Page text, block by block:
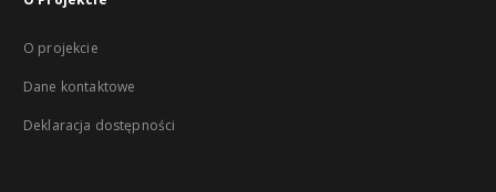
O projekcie
Dane kontaktowe
Deklaracja dostępności